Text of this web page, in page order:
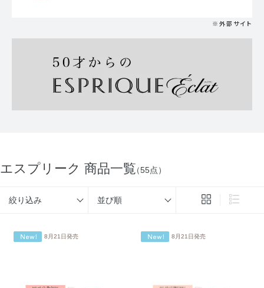
※外部サイト
エスプリーク 商品一覧（55点）
絞り込み 並び順
8月21日発売 8月21日発売